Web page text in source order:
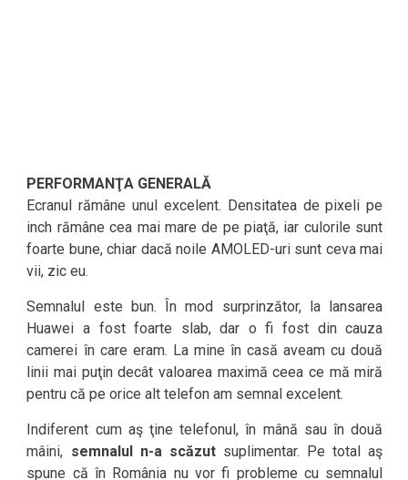
PERFORMANŢA GENERALĂ
Ecranul rămâne unul excelent. Densitatea de pixeli pe
inch rămâne cea mai mare de pe piaţă, iar culorile sunt
foarte bune, chiar dacă noile AMOLED-uri sunt ceva mai
vii, zic eu.
Semnalul este bun. În mod surprinzător, la lansarea
Huawei a fost foarte slab, dar o fi fost din cauza
camerei în care eram. La mine în casă aveam cu două
linii mai puţin decât valoarea maximă ceea ce mă miră
pentru că pe orice alt telefon am semnal excelent.
Indiferent cum aş ţine telefonul, în mână sau în două
mâini, semnalul n-a scăzutsuplimentar. Pe total aş
spune că în România nu vor fi probleme cu semnalul